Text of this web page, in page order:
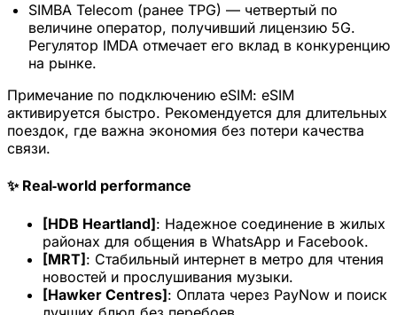
SIMBA Telecom (ранее TPG) — четвертый по
величине оператор, получивший лицензию 5G.
Регулятор IMDA отмечает его вклад в конкуренцию
на рынке.
Примечание по подключению eSIM: eSIM
активируется быстро. Рекомендуется для длительных
поездок, где важна экономия без потери качества
связи.
✨ Real‑world performance
[HDB Heartland]: Надежное соединение в жилых
районах для общения в WhatsApp и Facebook.
[MRT]: Стабильный интернет в метро для чтения
новостей и прослушивания музыки.
[Hawker Centres]: Оплата через PayNow и поиск